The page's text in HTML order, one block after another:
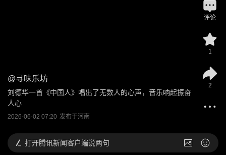
@寻味乐坊
刘德华一首《中国人》唱出了无数人的心声，音乐响起振奋
人心
2026-06-02 07:20 发布于河南
评论
1
2
打开腾讯新闻客户端说两句